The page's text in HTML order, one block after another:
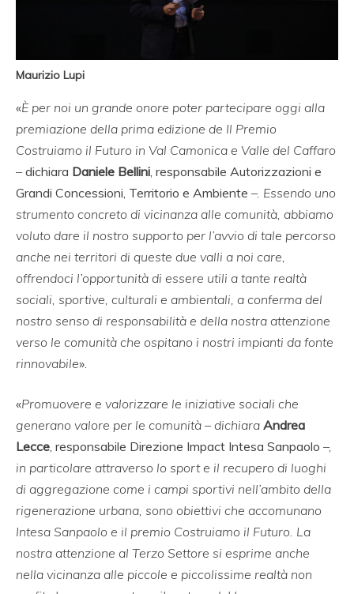
Maurizio Lupi
«È per noi un grande onore poter partecipare oggi alla
premiazione della prima edizione de Il Premio
Costruiamo il Futuro in Val Camonica e Valle del Caffaro
– dichiara Daniele Bellini , responsabile Autorizzazioni e
Grandi Concessioni, Territorio e Ambiente –. Essendo uno
strumento concreto di vicinanza alle comunità, abbiamo
voluto dare il nostro supporto per l’avvio di tale percorso
anche nei territori di queste due valli a noi care,
offrendoci l’opportunità di essere utili a tante realtà
sociali, sportive, culturali e ambientali, a conferma del
nostro senso di responsabilità e della nostra attenzione
verso le comunità che ospitano i nostri impianti da fonte
rinnovabile».
«Promuovere e valorizzare le iniziative sociali che
generano valore per le comunità – dichiara Andrea
Lecce , responsabile Direzione Impact Intesa Sanpaolo –,
in particolare attraverso lo sport e il recupero di luoghi
di aggregazione come i campi sportivi nell’ambito della
rigenerazione urbana, sono obiettivi che accomunano
Intesa Sanpaolo e il premio Costruiamo il Futuro. La
nostra attenzione al Terzo Settore si esprime anche
nella vicinanza alle piccole e piccolissime realtà non